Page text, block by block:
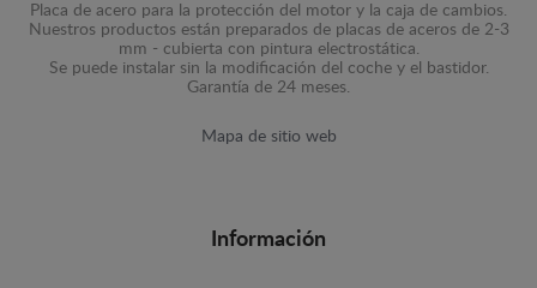
Placa de acero para la protección del motor y la caja de cambios.
Nuestros productos están preparados de placas de aceros de 2-3
mm - cubierta con pintura electrostática.
Se puede instalar sin la modificación del coche y el bastidor.
Garantía de 24 meses.
Mapa de sitio web
Información